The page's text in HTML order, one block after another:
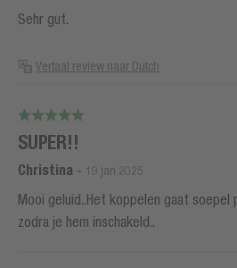
Sehr gut.
Vertaal review naar Dutch
SUPER!!
Christina - 19 jan 2025
Mooi geluid..Het koppelen gaat
zodra je hem inschakeld..